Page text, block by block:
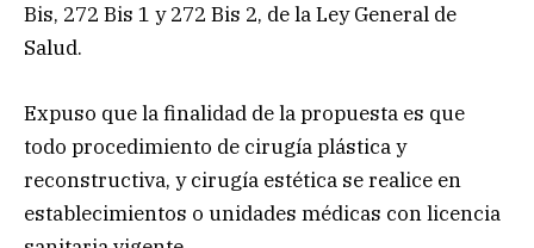
Bis, 272 Bis 1 y 272 Bis 2, de la Ley General de
Salud.
Expuso que la finalidad de la propuesta es que
todo procedimiento de cirugía plástica y
reconstructiva, y cirugía estética se realice en
establecimientos o unidades médicas con licencia